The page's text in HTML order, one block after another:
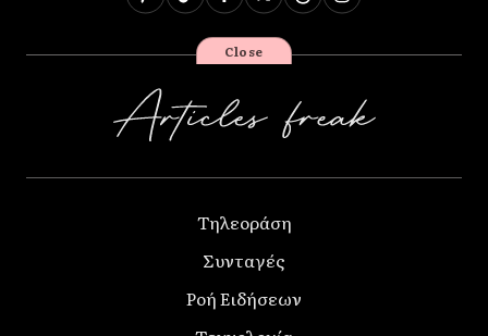
Τηλεοράση
Συνταγές
Ροή Ειδήσεων
Close